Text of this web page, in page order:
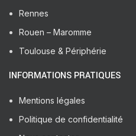
Rennes
Rouen – Maromme
Toulouse & Périphérie
INFORMATIONS PRATIQUES
Mentions légales
Politique de confidentialité